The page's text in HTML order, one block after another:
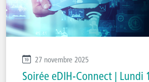
27 novembre 2025
Soirée eDIH-Connect | Lundi